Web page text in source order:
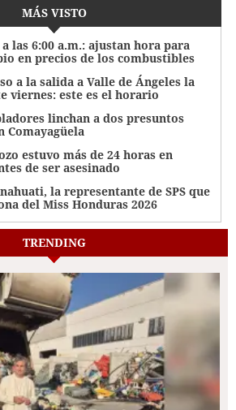
MÁS VISTO
las 6:00 a.m.: ajustan hora para
en precios de los combustibles
a la salida a Valle de Ángeles la
viernes: este es el horario
linchan a dos presuntos
Comayagüela
estuvo más de 24 horas en
de ser asesinado
la representante de SPS que
del Miss Honduras 2026
TRENDING